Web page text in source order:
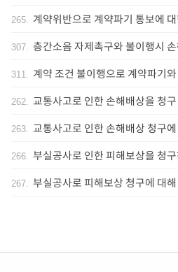
265. 계약위반으로 계약파기 통보에
307. 층간소음 자제촉구와 불이행시
311. 계약 조건 불이행으로 계약파기
262. 교통사고로 인한 손해배상을 청
263. 교통사고로 인한 손해배상 청구
266. 부실공사로 인한 피해보상을 청
267. 부실공사로 피해보상 청구에 대